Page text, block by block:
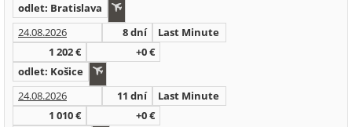
odlet: Bratislava
24.08.2026
8 dní
Last Minute
1 202 €
+0 €
odlet: Košice
24.08.2026
11 dní
Last Minute
1 010 €
+0 €